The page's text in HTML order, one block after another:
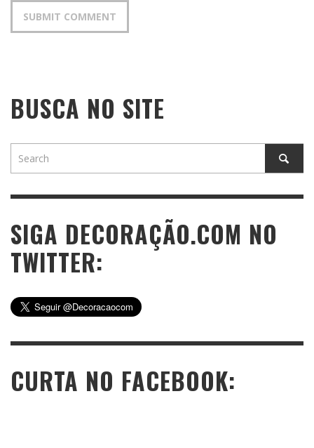
BUSCA NO SITE
SIGA DECORAÇÃO.COM NO
TWITTER:
CURTA NO FACEBOOK: